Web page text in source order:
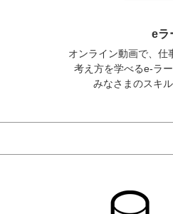
eラ
オンライン動画で、仕
考え方を学べるe-ラ
みなさまのスキ